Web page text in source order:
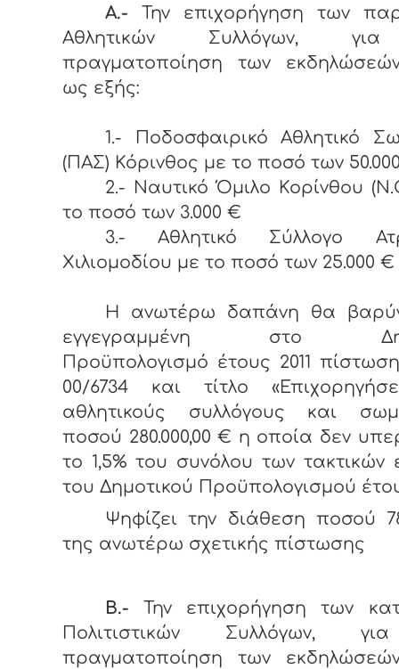
Α.- Την επιχορήγηση των
Αθλητικών Συλλόγων,
πραγματοποίηση των
ως εξής:
1.- Ποδοσφαιρικό Αθλητικό
(ΠΑΣ) Κόρινθος με το ποσό των
2.- Ναυτικό Όμιλο Κορίνθου
το ποσό των 3.000 €
3.- Αθλητικό Σύλλογο
Χιλιομοδίου με το ποσό των 25.000
Η ανωτέρω δαπάνη θα
εγγεγραμμένη στο
Προϋπολογισμό έτους 2011
00/6734 και τίτλο
αθλητικούς συλλόγους και
ποσού 280.000,00 € η οποία δεν
το 1,5% του συνόλου των τακτικών
του Δημοτικού Προϋπολογισμού
Ψηφίζει την διάθεση ποσού
της ανωτέρω σχετικής πίστωσης
Β.- Την επιχορήγηση των
Πολιτιστικών Συλλόγων,
πραγματοποίηση των